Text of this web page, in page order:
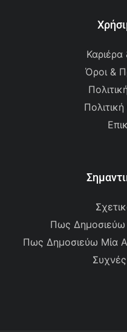
Όροι &
Πως Δημοσιεύω
Πως Δημοσιεύω Μία